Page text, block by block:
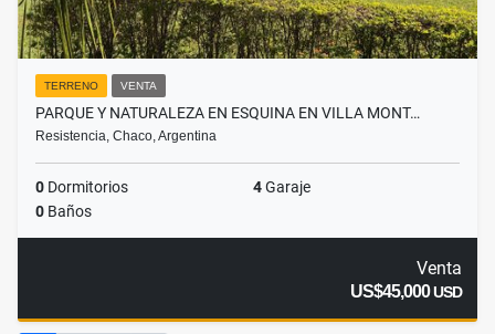
TERRENO VENTA
PARQUE Y NATURALEZA EN ESQUINA EN VILLA MONT…
Resistencia, Chaco, Argentina
0 Dormitorios 4Garaje
0 Baños
Venta
US$45,000USD